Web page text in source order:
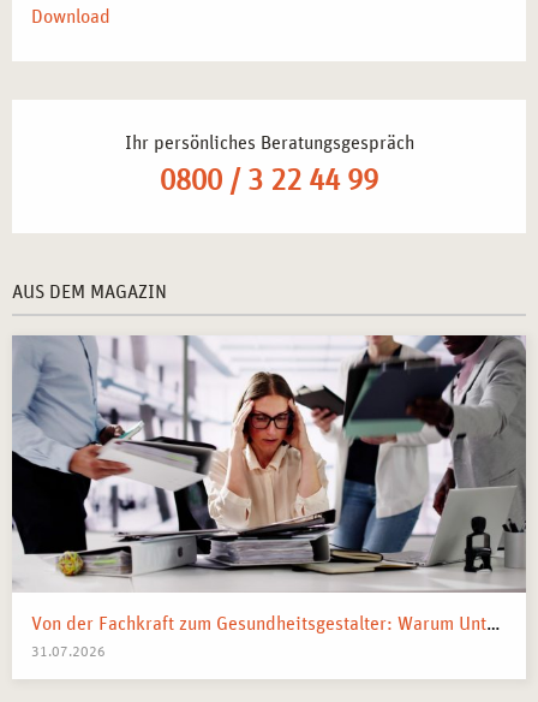
Download
Ihr persönliches Beratungsgespräch
0800 / 3 22 44 99
AUS DEM MAGAZIN
Von der Fachkraft zum Gesundheitsgestalter: Warum Unternehmen 2026 Business Health Coaches brauchen
31.07.2026